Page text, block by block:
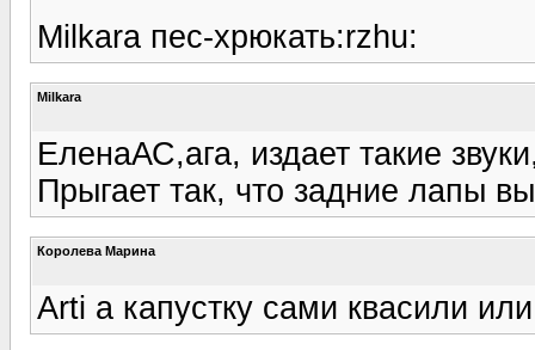
Milkara пес-хрюкать:rzhu:
Milkara
ЕленаАС,ага, издает такие
Прыгает так, что задние лапы
Королева Марина
Arti а капустку сами квасили